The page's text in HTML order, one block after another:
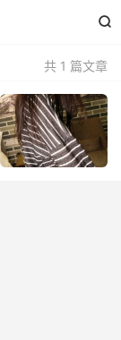

共 1 篇文章